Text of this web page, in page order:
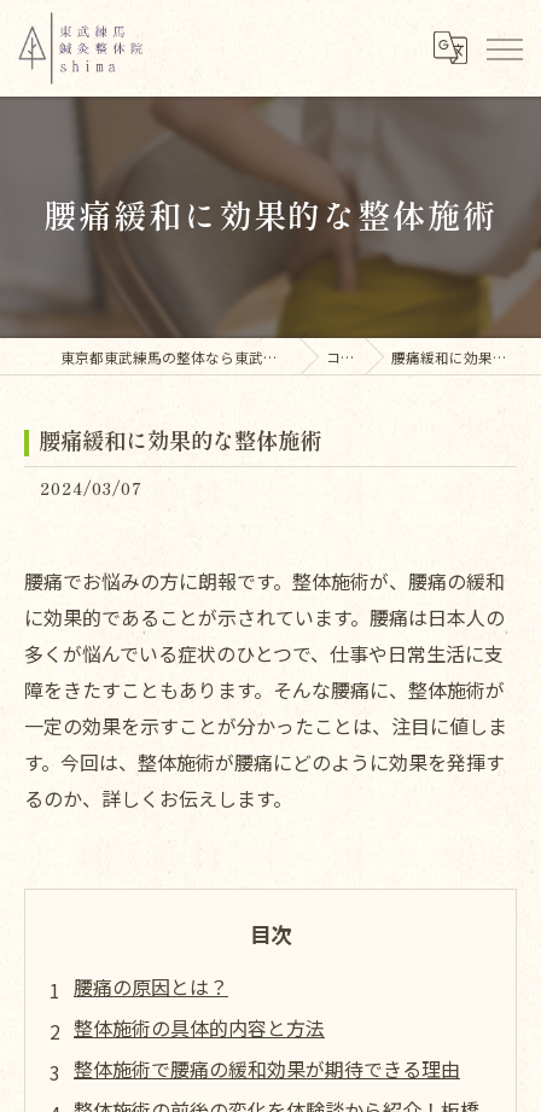
腰痛緩和に効果的な整体施術
東京都東武練馬の整体なら東武練馬鍼灸整体院shima コラム 腰痛緩和に効果的な整体施術
腰痛緩和に効果的な整体施術
2024/03/07
腰痛でお悩みの方に朗報です。整体施術が、腰痛の緩和
に効果的であることが示されています。腰痛は日本人の
多くが悩んでいる症状のひとつで、仕事や日常生活に支
障をきたすこともあります。そんな腰痛に、整体施術が
一定の効果を示すことが分かったことは、注目に値しま
す。今回は、整体施術が腰痛にどのように効果を発揮す
るのか、詳しくお伝えします。
目次
腰痛の原因とは？
整体施術の具体的内容と方法
整体施術で腰痛の緩和効果が期待できる理由